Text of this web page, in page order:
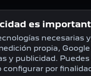
08:00 - 18:30
08:00 - 18:30
08:00 - 18:30
08:00 - 18:30
es
necesarias
propia,
y publicidad. Puedes
configurar por